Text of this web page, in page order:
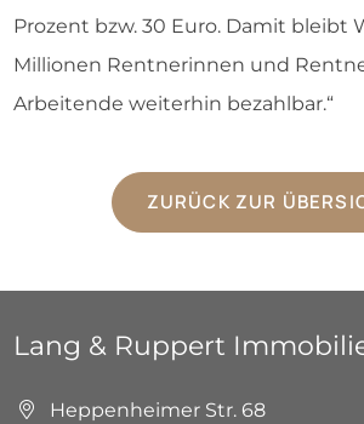
Prozent bzw. 30 Euro. Damit bleibt
Millionen Rentnerinnen und
Arbeitende weiterhin bezahlbar.“
ZURÜCK ZUR
Lang & Ruppert
Heppenheimer Str. 68